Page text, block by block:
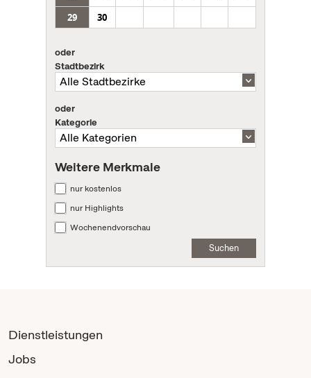
29
30
oder
Stadtbezirk
oder
Kategorie
Weitere Merkmale
nur kostenlos
nur Highlights
Wochenendvorschau
Suchen
Dienstleistungen
Jobs